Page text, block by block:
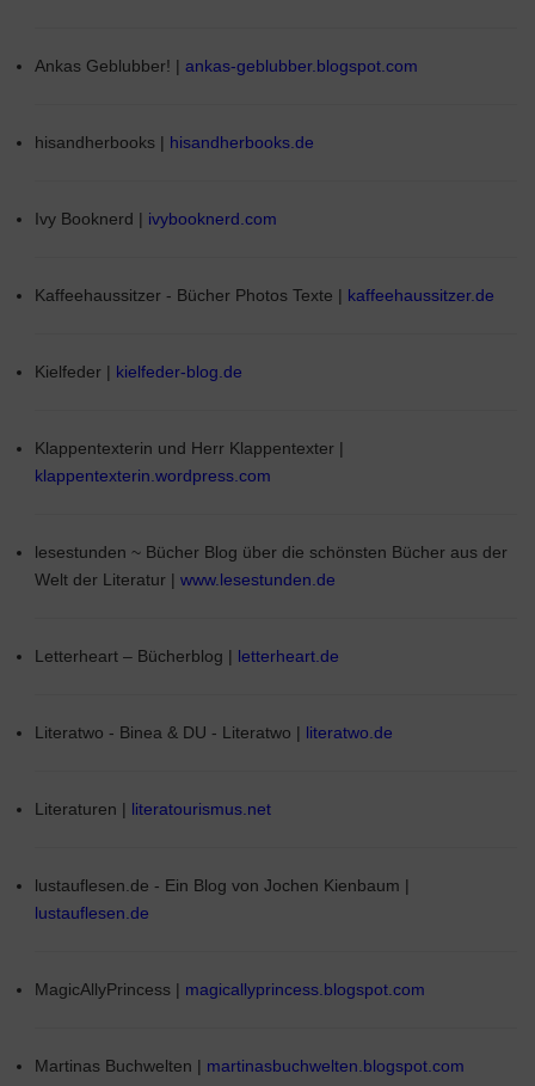
Ankas Geblubber! | ankas-geblubber.blogspot.com
hisandherbooks | hisandherbooks.de
Ivy Booknerd | ivybooknerd.com
Kaffeehaussitzer - Bücher Photos Texte | kaffeehaussitzer.de
Kielfeder | kielfeder-blog.de
Klappentexterin und Herr Klappentexter |
klappentexterin.wordpress.com
lesestunden ~ Bücher Blog über die schönsten Bücher aus der
Welt der Literatur | www.lesestunden.de
Letterheart – Bücherblog | letterheart.de
Literatwo - Binea & DU - Literatwo | literatwo.de
Literaturen | literatourismus.net
lustauflesen.de - Ein Blog von Jochen Kienbaum |
lustauflesen.de
MagicAllyPrincess | magicallyprincess.blogspot.com
Martinas Buchwelten | martinasbuchwelten.blogspot.com